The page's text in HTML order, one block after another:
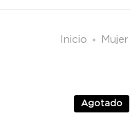
Inicio Mujer
Agotado